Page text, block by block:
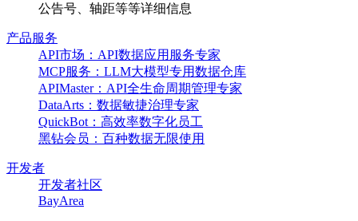
公告号、轴距等等详细信息
产品服务
API市场：API数据应用服务专家
MCP服务：LLM大模型专用数据仓库
APIMaster：API全生命周期管理专家
DataArts：数据敏捷治理专家
QuickBot：高效率数字化员工
黑钻会员：百种数据无限使用
开发者
开发者社区
BayArea